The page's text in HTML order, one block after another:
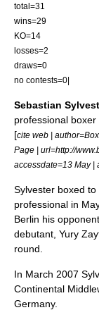
total=31
wins=29
KO=14
losses=2
draws=0
no contests=0|
Sebastian
professional
[cite web |
Page | url=http://
accessdate=13 May |
Sylvester boxed
professional in
Berlin his
debutant, Yury
round.
In March 2007
Continental
Germany.